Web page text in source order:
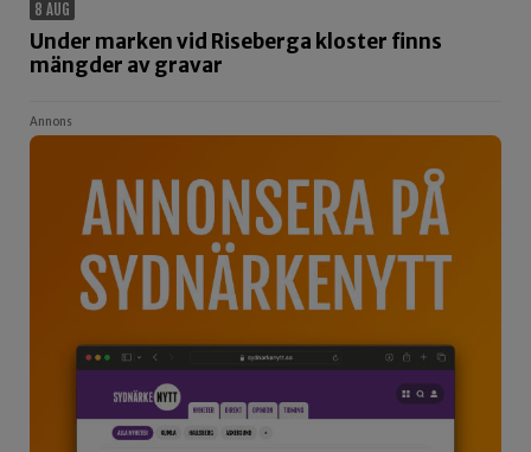
8 AUG
Under marken vid Riseberga kloster finns
mängder av gravar
Annons